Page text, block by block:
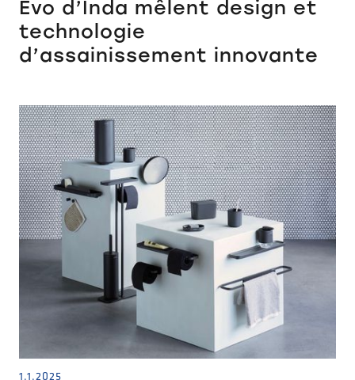
Evo d’Inda mêlent design et
technologie
d’assainissement innovante
1.1.2025